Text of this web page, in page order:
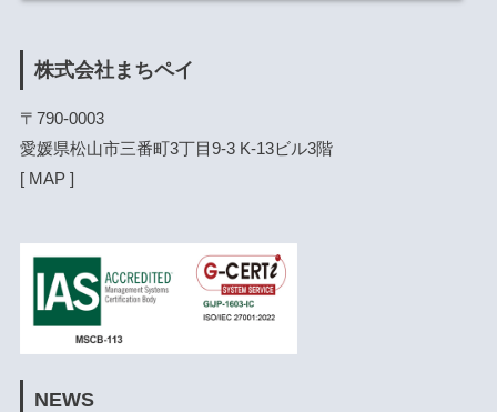
株式会社まちペイ
〒790-0003
愛媛県松山市三番町3丁目9-3 K-13ビル3階
[ MAP ]
NEWS